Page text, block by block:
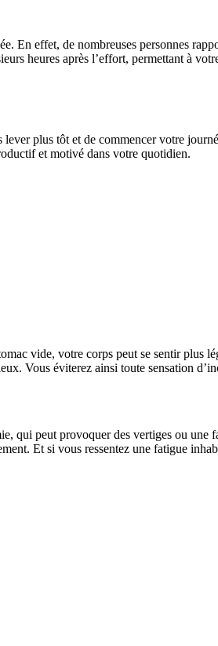
En effet, de nombreuses personnes
heures après l’effort, permettant à
lever plus tôt et de commencer votre
et motivé dans votre quotidien.
vide, votre corps peut se sentir plus
Vous éviterez ainsi toute sensation
qui peut provoquer des vertiges ou une
Et si vous ressentez une fatigue